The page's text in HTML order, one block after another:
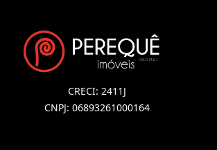
CRECI: 2411J
CNPJ: 06893261000164